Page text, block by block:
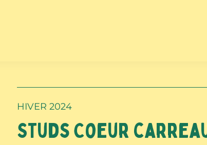
HIVER 2024
Studs Coeur